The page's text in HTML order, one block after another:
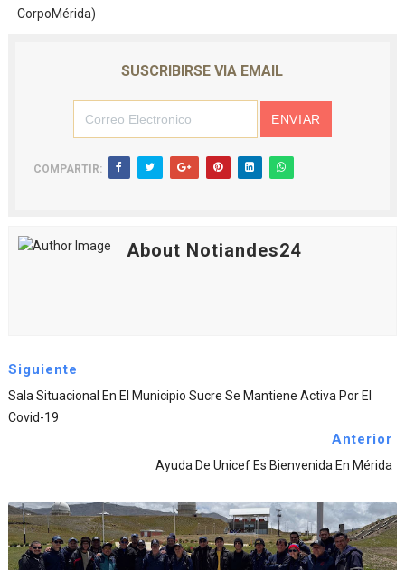
CorpoMérida)
SUSCRIBIRSE VIA EMAIL
COMPARTIR:
About Notiandes24
Siguiente
Sala Situacional En El Municipio Sucre Se Mantiene Activa Por El
Covid-19
Anterior
Ayuda De Unicef Es Bienvenida En Mérida